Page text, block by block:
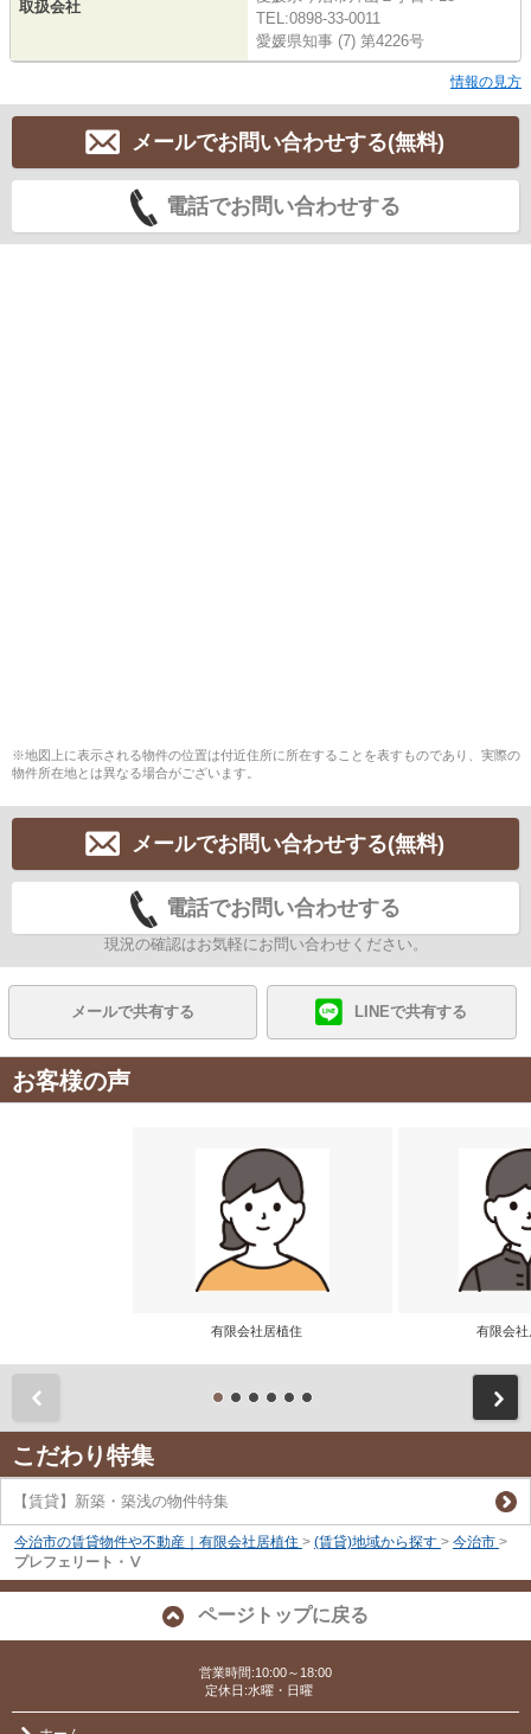
取扱会社
TEL:0898-33-0011
愛媛県知事 (7) 第4226号
情報の見方
メールでお問い合わせする(無料)
電話でお問い合わせする
※地図上に表示される物件の位置は付近住所に所在することを表すものであり、実際の
物件所在地とは異なる場合がございます。
メールでお問い合わせする(無料)
電話でお問い合わせする
現況の確認はお気軽にお問い合わせください。
メールで共有する LINEで共有する
お客様の声
有限会社居植住 有限会
こだわり特集
【賃貸】新築・築浅の物件特集
今治市の賃貸物件や不動産｜有限会社居植住 > (賃貸)地域から探す > 今治市 >
プレフェリート・Ⅴ
ページトップに戻る
営業時間:10:00～18:00
定休日:水曜・日曜